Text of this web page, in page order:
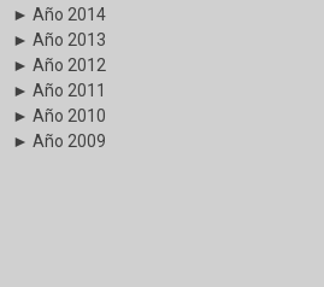
► Año 2014
► Año 2013
► Año 2012
► Año 2011
► Año 2010
► Año 2009